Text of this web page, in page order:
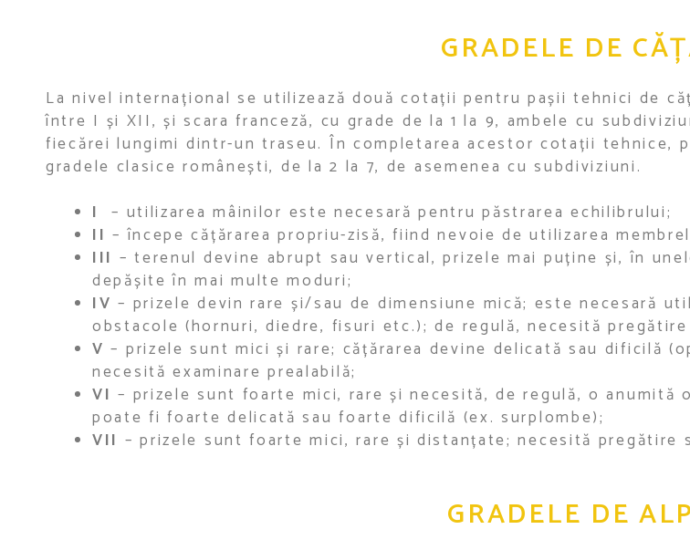
GRADELE DE
La nivel internațional se utilizează două cotații pentru pașii tehnici de
între I și XII, și scara franceză, cu grade de la 1 la 9, ambele cu
fiecărei lungimi dintr-un traseu. În completarea acestor cotații tehnice,
gradele clasice românești, de la 2 la 7, de asemenea cu subdiviziuni.
I
– utilizarea mâinilor este necesară pentru păstrarea echilibrului;
II – începe cățărarea propriu-zisă, fiind nevoie de utilizarea
III – terenul devine abrupt sau vertical, prizele mai puține și, în
depășite în mai multe moduri;
IV – prizele devin rare și/sau de dimensiune mică; este necesară
obstacole (hornuri, diedre, fisuri etc.); de regulă, necesită
V – prizele sunt mici și rare; cățărarea devine delicată sau dificilă
necesită examinare prealabilă;
VI – prizele sunt foarte mici, rare și necesită, de regulă, o anumită
poate fi foarte delicată sau foarte dificilă (ex. surplombe);
VII – prizele sunt foarte mici, rare și distanțate; necesită pregătire
GRADELE DE